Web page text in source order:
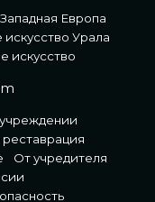
Западная Европа
Урала
искусство
От учредителя